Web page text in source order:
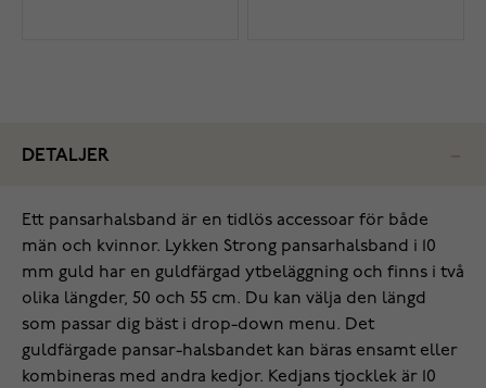
DETALJER
Ett pansarhalsband är en tidlös accessoar för både
män och kvinnor. Lykken Strong pansarhalsband i 10
mm guld har en guldfärgad ytbeläggning och finns i två
olika längder, 50 och 55 cm. Du kan välja den längd
som passar dig bäst i drop-down menu. Det
guldfärgade pansar-halsbandet kan bäras ensamt eller
kombineras med andra kedjor. Kedjans tjocklek är 10